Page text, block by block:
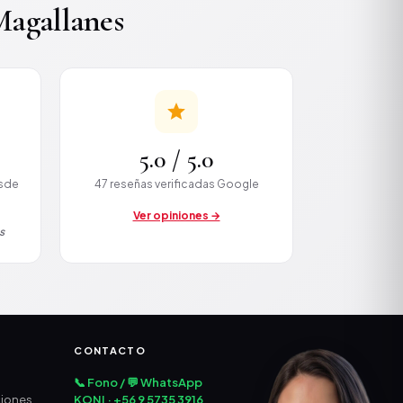
5.0 / 5.0
47 reseñas verificadas Google
Ver opiniones →
CONTACTO
📞 Fono / 💬 WhatsApp
KONI · +56 9 5735 3916